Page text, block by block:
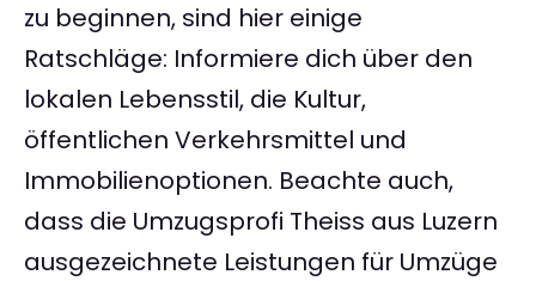
zu beginnen, sind hier einige
Ratschläge: Informiere dich über den
lokalen Lebensstil, die Kultur,
öffentlichen Verkehrsmittel und
Immobilienoptionen. Beachte auch,
dass die Umzugsprofi Theiss aus Luzern
ausgezeichnete Leistungen für Umzüge